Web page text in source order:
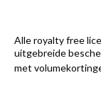
Alle royalty free
uitgebreide
met